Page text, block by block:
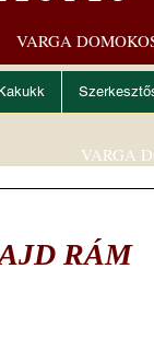
VARGA
RÁM
VARGA